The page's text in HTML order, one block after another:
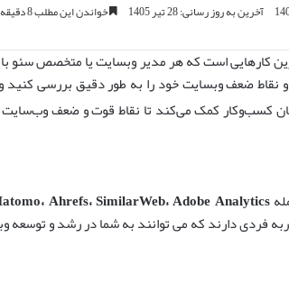
آخرین به روز رسانی: 28 تیر 1405 خواندن این مطلب 8 دقیقه زمان میبرد
کارهایی است که هر مدیر وبسایت یا متخصص سئو
نقاط ضعف وبسایت خود را به طور دقیق بررسی کنید
کسب‌وکار کمک می‌کند تا نقاط قوت و ضعف وب‌سایت
،Ahrefs،SimilarWeb،Adobe Analytics
فردی دارند که می توانند به شما در رشد و